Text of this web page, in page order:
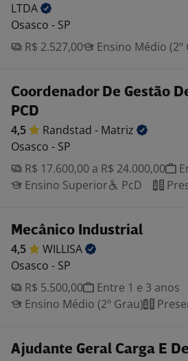
LTDA
Osasco - SP
R$ 2.527,00
Ensino Médio (2º
Coordenador De Gestão
PCD
4,5 Randstad - Matriz
Osasco - SP
R$ 17.600,00 a R$ 24.000,00
Ensino Superior
PcD
Mecânico Industrial
4,5
WILLISA
Osasco - SP
R$ 5.500,00
Entre 1 e 3 anos
Ensino Médio (2º Grau)
Ajudante Geral Carga E